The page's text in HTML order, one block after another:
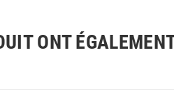
ONT